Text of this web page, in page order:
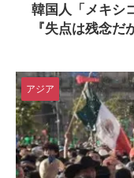
韓国人「メキシ
『失点は残念だ
アジア